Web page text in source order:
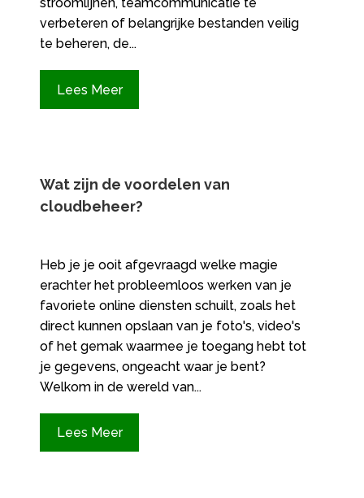
stroomlijnen, teamcommunicatie te
verbeteren of belangrijke bestanden veilig
te beheren, de...
Lees Meer
Wat zijn de voordelen van
cloudbeheer?
Heb je je ooit afgevraagd welke magie
erachter het probleemloos werken van je
favoriete online diensten schuilt, zoals het
direct kunnen opslaan van je foto's, video's
of het gemak waarmee je toegang hebt tot
je gegevens, ongeacht waar je bent?
Welkom in de wereld van...
Lees Meer